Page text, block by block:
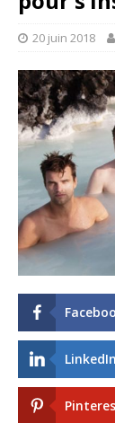
20 juin 2018
LinkedIn